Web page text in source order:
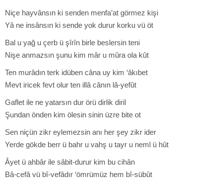
Niçe hayvânsın ki senden menfa’at görmez kişi
Yâ ne insânsın ki sende yok durur korku vü öt
Bal u yağ u çerb ü şîrîn birle beslersin teni
Nişe anmazsın şunu kim mâr u mûra ola kût
Ten murâdın terk idüben câna uy kim ‘âkıbet
Mevt iricek fevt olur ten illâ cânın lâ-yefût
Gaflet ile ne yatarsın dur örü dirlik diril
Şundan önden kim ölesin sinin üzre bite ot
Sen niçün zikr eylemezsin anı her şey zikr ider
Yerde gökde berr ü bahr u vahş u tayr u neml ü hût
Âyet ü ahbâr ile sâbit-durur kim bu cihân
Bâ-cefâ vü bî-vefâdır ‘ömrümüz hem bî-sübût